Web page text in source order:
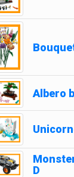
Albero
D